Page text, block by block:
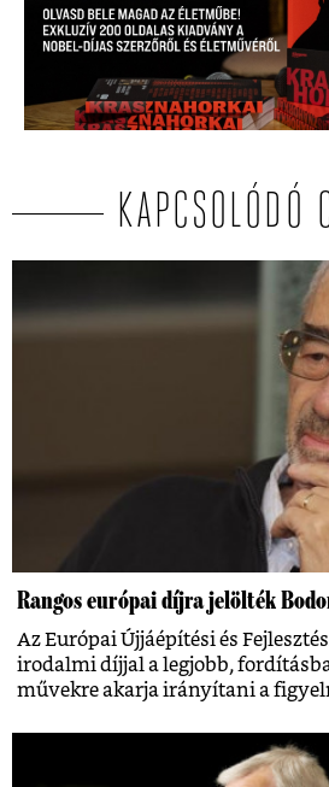
KAPCSOLÓDÓ
Rangos európai díjra jelölték
Az Európai Újjáépítési és
irodalmi díjjal a legjobb,
művekre akarja irányítani a